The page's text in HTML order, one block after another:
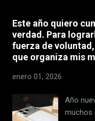
eficaz
de
en el
datos.
Este año quiero
verdad. Para
fuerza de
que organiza mis
enero 01, 2026
Año
muchos